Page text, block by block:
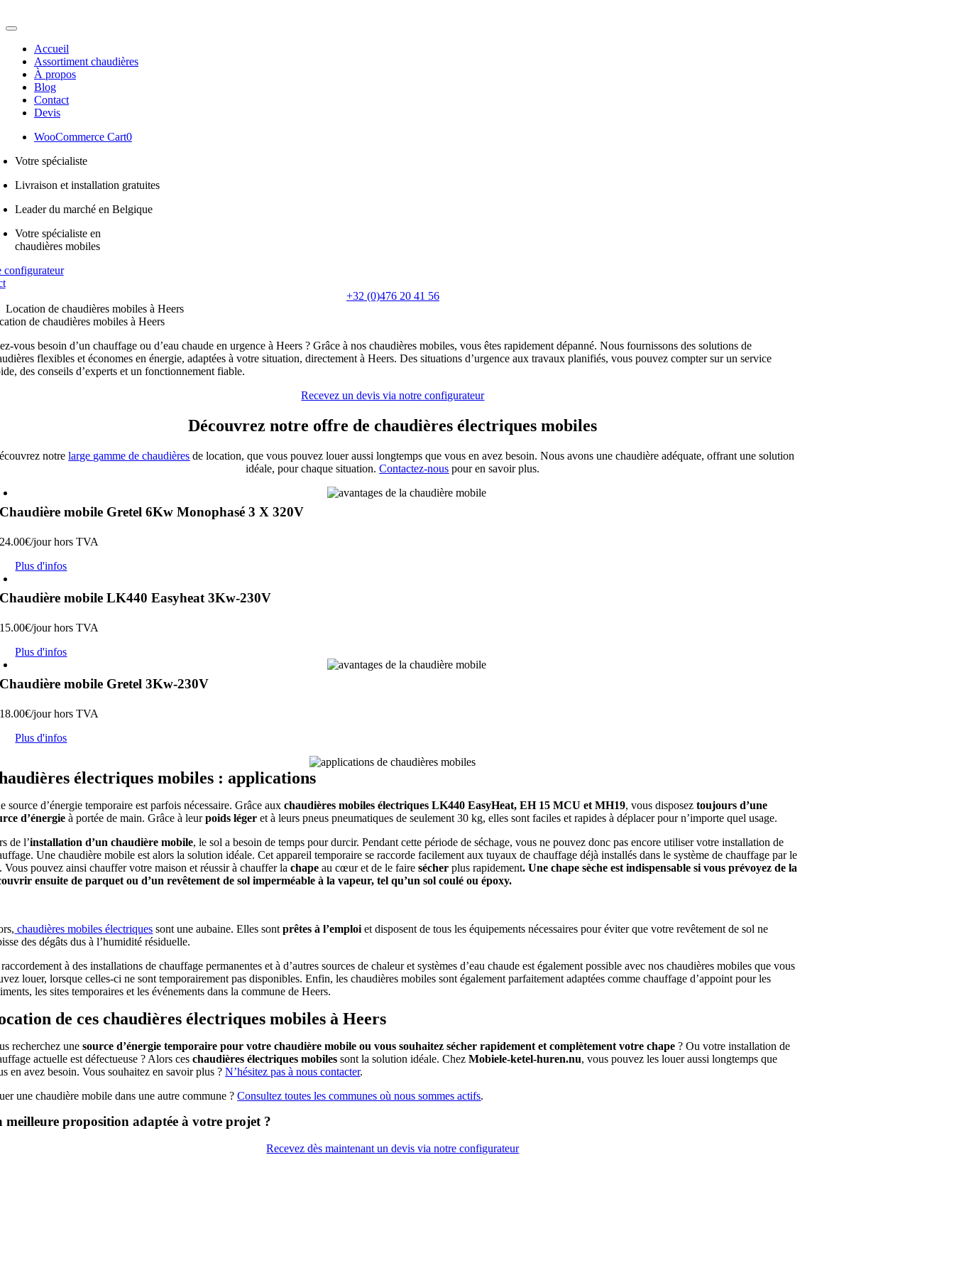
au
Toggle
NavigationAccueil
Assortiment chaudières
À propos
Blog
Contact
Devis
WooCommerce Cart0
Votre spécialiste
Livraison et installation gratuites
Leader du marché en Belgique
Votre spécialiste en
chaudières mobiles
configurateur
+32 (0)476 20 41 56
Location de chaudières mobiles à Heers
de chaudières mobiles à Heers
vous besoin d’un chauffage ou d’eau chaude en urgence à Heers ? Grâce à nos chaudières mobiles, vous êtes rapidement dépanné. Nous fournissons des solutions de
flexibles et économes en énergie, adaptées à votre situation, directement à Heers. Des situations d’urgence aux travaux planifiés, vous pouvez compter sur un service
des conseils d’experts et un fonctionnement fiable.
Recevez un devis via notre configurateur
Découvrez notre offre de chaudières électriques mobiles
notrelarge gamme de chaudières de location, que vous pouvez louer aussi longtemps que vous en avez besoin. Nous avons une chaudière adéquate, offrant une solution
idéale, pour chaque situation.Contactez-nous pour en savoir plus.
Chaudière mobile Gretel 6Kw Monophasé 3 X 320V
24.00€/jour hors TVA
Plus d'infos
Chaudière mobile LK440 Easyheat 3Kw-230V
15.00€/jour hors TVA
Plus d'infos
Chaudière mobile Gretel 3Kw-230V
18.00€/jour hors TVA
Plus d'infos
électriques mobiles : applications
source d’énergie temporaire est parfois nécessaire. Grâce auxchaudières mobiles électriques LK440 EasyHeat, EH 15 MCU et MH19, vous disposeztoujours d’une
d’énergie à portée de main. Grâce à leurpoids léger et à leurs pneus pneumatiques de seulement 30 kg, elles sont faciles et rapides à déplacer pour n’importe quel usage.
de l’installation d’un chaudière mobile, le sol a besoin de temps pour durcir. Pendant cette période de séchage, vous ne pouvez donc pas encore utiliser votre installation de
Une chaudière mobile est alors la solution idéale. Cet appareil temporaire se raccorde facilement aux tuyaux de chauffage déjà installés dans le système de chauffage par le
Vous pouvez ainsi chauffer votre maison et réussir à chauffer lachape au cœur et de le fairesécher plus rapidement. Une chape sèche est indispensable si vous prévoyez de la
ensuite de parquet ou d’un revêtement de sol imperméable à la vapeur, tel qu’un sol coulé ou époxy.
chaudières mobiles électriques sont une aubaine. Elles sontprêtes à l’emploiet disposent de tous les équipements nécessaires pour éviter que votre revêtement de sol ne
des dégâts dus à l’humidité résiduelle.
à des installations de chauffage permanentes et à d’autres sources de chaleur et systèmes d’eau chaude est également possible avec nos chaudières mobiles que vous
louer, lorsque celles-ci ne sont temporairement pas disponibles. Enfin, les chaudières mobiles sont également parfaitement adaptées comme chauffage d’appoint pour les
les sites temporaires et les événements dans la commune de Heers.
de ces chaudières électriques mobiles à Heers
recherchez unesource d’énergie temporaire pour votre chaudière mobile ou vous souhaitez sécher rapidement et complètement votre chape ? Ou votre installation de
actuelle est défectueuse ? Alors ceschaudières électriques mobiles sont la solution idéale. ChezMobiele-ketel-huren.nu, vous pouvez les louer aussi longtemps que
en avez besoin. Vous souhaitez en savoir plus ?N’hésitez pas à nous contacter.
une chaudière mobile dans une autre commune ?Consultez toutes les communes où nous sommes actifs.
meilleure proposition adaptée à votre projet ?
Recevez dès maintenant un devis via notre configurateur